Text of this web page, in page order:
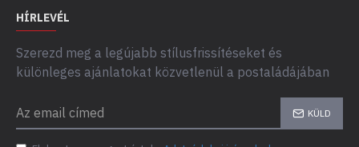
HÍRLEVÉL
Szerezd meg a legújabb stílusfrissítéseket és
különleges ajánlatokat közvetlenül a postaládájában
KÜLD